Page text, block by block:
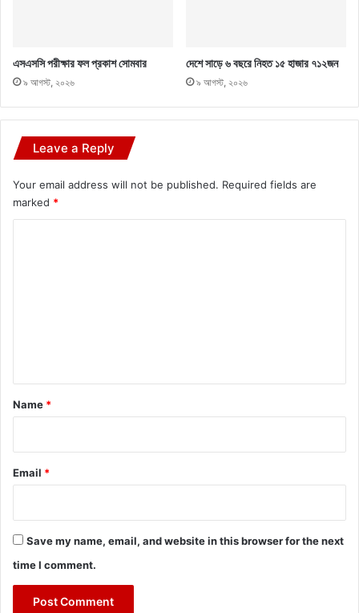
এসএসসি পরীক্ষার ফল প্রকাশ সোমবার
৯ আগস্ট, ২০২৬
দেশে সাড়ে ৬ বছরে নিহত ১৫ হাজার ৭১২জন
৯ আগস্ট, ২০২৬
Leave a Reply
Your email address will not be published. Required fields are
marked *
*
Name *
Email *
Save my name, email, and website in this browser for the next
time I comment.